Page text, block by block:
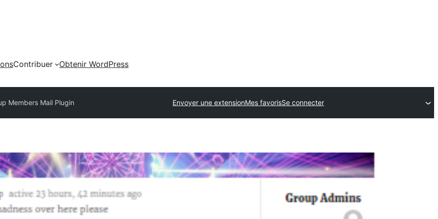
Contribuer
Obtenir WordPress
Members Mail Plugin Envoyer une extensionMes favorisSe connecter